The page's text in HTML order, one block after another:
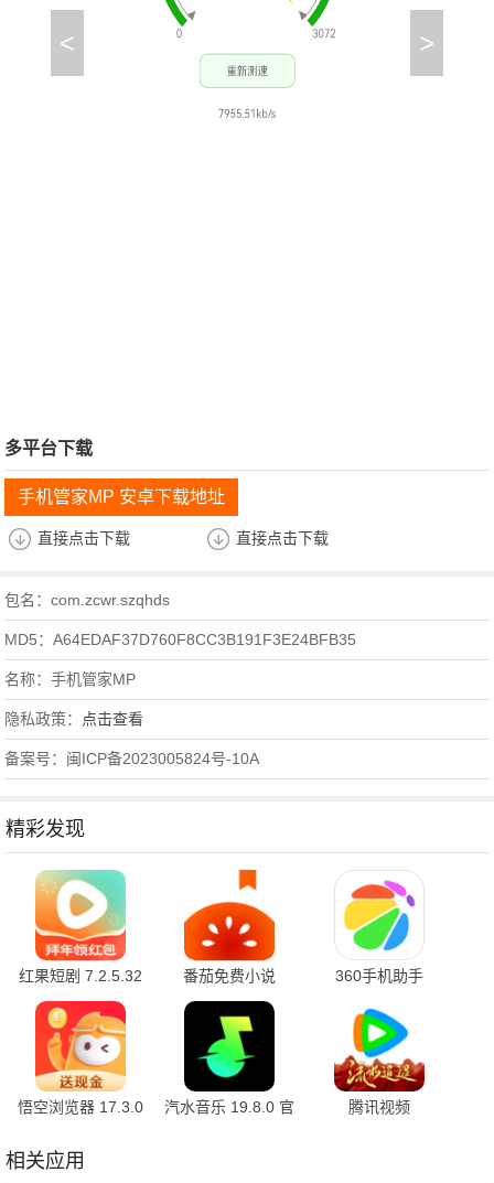
< >
多平台下载
手机管家MP 安卓下载地址
直接点击下载 直接点击下载
包名：com.zcwr.szqhds
MD5：A64EDAF37D760F8CC3B191F3E24BFB35
名称：手机管家MP
隐私政策： 点击查看
备案号：闽ICP备2023005824号-10A
精彩发现
红果短剧 7.2.5.32
官方版
番茄免费小说
7.2.5.32 安卓版
360手机助手
悟空浏览器 17.3.0
汽水音乐 19.8.0 官
腾讯视频
相关应用